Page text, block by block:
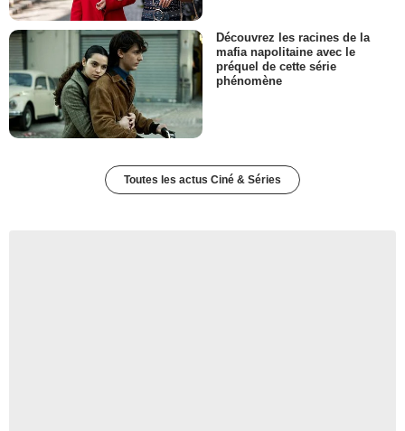
Découvrez les racines de la
mafia napolitaine avec le
préquel de cette série
phénomène
Toutes les actus Ciné & Séries